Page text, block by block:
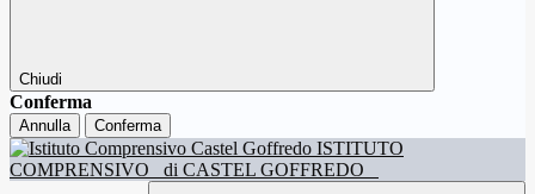
Chiudi
Conferma
Annulla Conferma
ISTITUTO
COMPRENSIVO
di CASTEL GOFFREDO